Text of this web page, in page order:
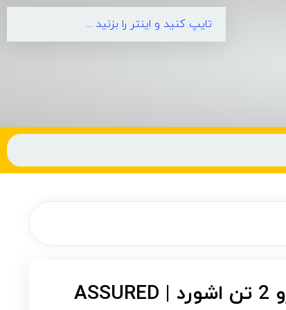
جک سوسماری خودرو 2 تن اشورد | ASSURED